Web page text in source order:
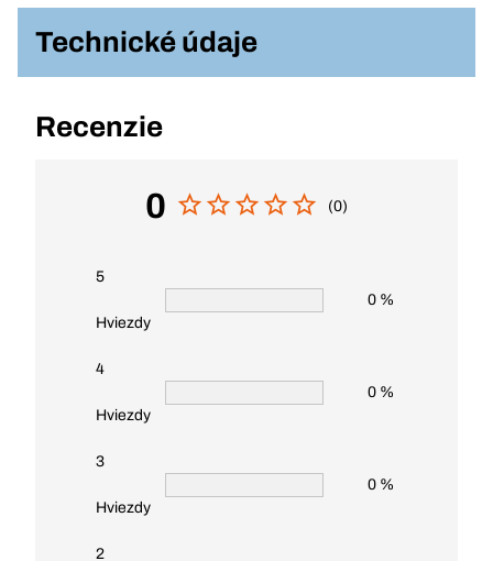
Technické údaje
Recenzie
0 (0)
5
Hviezdy
0 %
4
Hviezdy
0 %
3
Hviezdy
0 %
2